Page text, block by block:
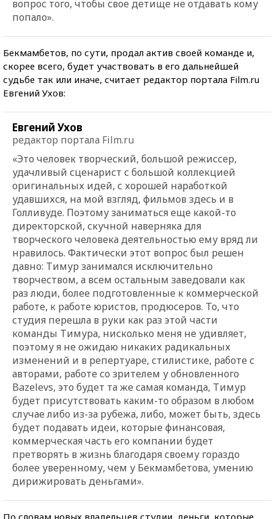
вопрос того, чтобы свое детище не отдавать кому
попало».
Бекмамбетов, по сути, продал актив своей команде и,
скорее всего, будет участвовать в его дальнейшей
судьбе так или иначе, считает редактор портала Film.ru
Евгений Ухов:
Евгений Ухов
редактор портала Film.ru
«Это человек творческий, большой режиссер,
удачливый сценарист с большой коллекцией
оригинальных идей, с хорошей наработкой
удавшихся, на мой взгляд, фильмов здесь и в
Голливуде. Поэтому заниматься еще какой-то
директорской, скучной наверняка для
творческого человека деятельностью ему вряд ли
нравилось. Фактически этот вопрос был решен
давно: Тимур занимался исключительно
творчеством, а всем остальным заведовали как
раз люди, более подготовленные к коммерческой
работе, к работе юристов, продюсеров. То, что
студия перешла в руки как раз этой части
команды Тимура, нисколько меня не удивляет,
поэтому я не ожидаю никаких радикальных
изменений и в репертуаре, стилистике, работе с
авторами, работе со зрителем у обновленного
Bazelevs, это будет та же самая команда, Тимур
будет присутствовать каким-то образом в любом
случае либо из-за рубежа, либо, может быть, здесь
будет подавать идеи, которые финансовая,
коммерческая часть его компании будет
претворять в жизнь благодаря своему гораздо
более уверенному, чем у Бекмамбетова, умению
дирижировать деньгами».
По словам новых владельцев студии, деньги, которые